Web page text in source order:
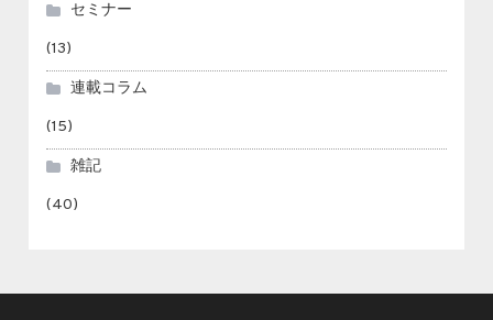
セミナー
(13)
連載コラム
(15)
雑記
(40)